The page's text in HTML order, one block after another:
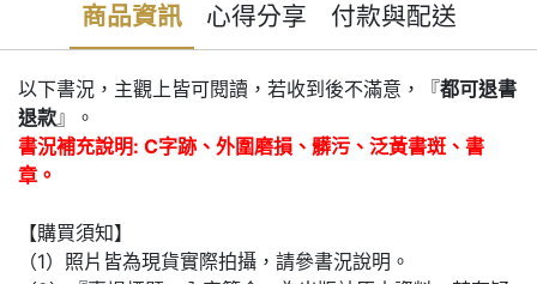
商品資訊 心得分享 付款與配送
以下書況，主觀上皆可閱讀，若收到後不滿意，『都可退書
退款』。
書況補充說明: C字跡、外圍磨損、髒污、泛黃書斑、書
章。
【購買須知】
（1）照片皆為現貨實際拍攝，請參書況說明。